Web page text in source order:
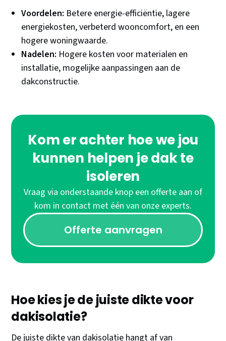
Voordelen: Betere energie-efficiëntie, lagere
energiekosten, verbeterd wooncomfort, en een
hogere woningwaarde.
Nadelen: Hogere kosten voor materialen en
installatie, mogelijke aanpassingen aan de
dakconstructie.
Kom er achter hoe we jou
kunnen helpen je dak te
isoleren
Vraag via onderstaande knop een offerte aan of
kom in contact met één van onze experts.
Offerte aanvragen
Hoe kies je de juiste dikte voor
dakisolatie?
De juiste dikte van dakisolatie hangt af van